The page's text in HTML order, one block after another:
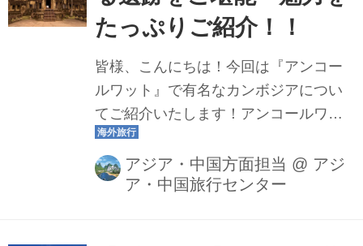
た、先住民の言葉で「大いなる水」を
意味するイグアスの滝はその名の通
り、毎秒65,000トンという想像もつか
ないような大量の水を放出していま
す。特に「悪魔の喉笛」と呼ばれる滝
壺は、巨大な水しぶきと轟音で訪...
たっぷりご紹介！！
皆様、こんにちは！今回は『アンコー
ルワット』で有名なカンボジアについ
てご紹介いたします！アンコールワッ
トをはじめ、カンボジアには歴史的な
遺産や美しい自然、地元の文化など、
魅力的なスポットがたくさんありま
アジア・中国方面担当 @ アジ
ア・中国旅行センター